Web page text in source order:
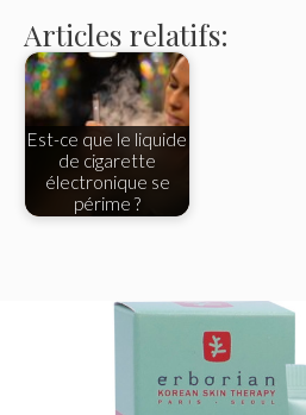
Articles relatifs:
Est-ce que le liquide
de cigarette
électronique se
périme ?